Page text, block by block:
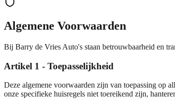
Algemene Voorwaarden
Bij Barry de Vries Auto's staan betrouwbaarheid en
Artikel 1 - Toepasselijkheid
Deze algemene voorwaarden zijn van toepassing op
onze specifieke huisregels niet toereikend zijn,